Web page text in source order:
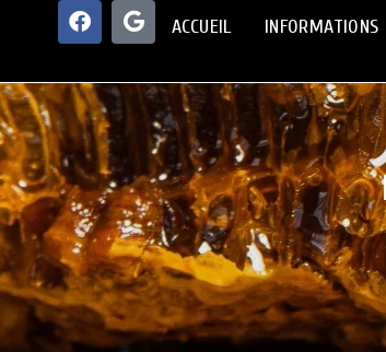
ACCUEIL INFORMATIONS